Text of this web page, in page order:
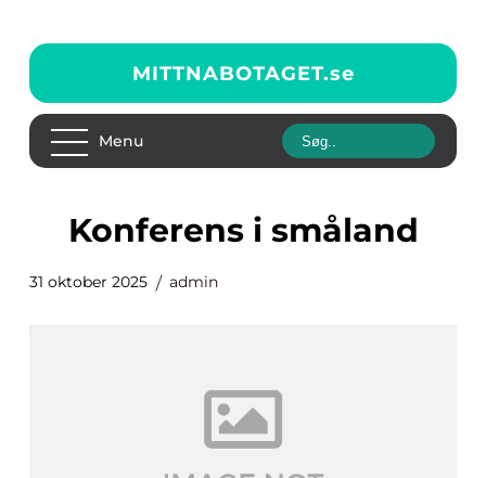
MITTNABOTAGET.se
Menu
konferens i småland
31 oktober 2025 admin